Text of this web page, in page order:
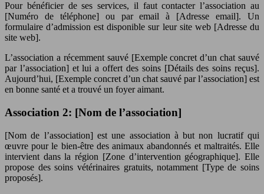
Pour bénéficier de ses services, il faut contacter l’association au
[Numéro de téléphone] ou par email à [Adresse email]. Un
formulaire d’admission est disponible sur leur site web [Adresse du
site web].
L’association a récemment sauvé [Exemple concret d’un chat sauvé
par l’association] et lui a offert des soins [Détails des soins reçus].
Aujourd’hui, [Exemple concret d’un chat sauvé par l’association] est
en bonne santé et a trouvé un foyer aimant.
Association 2: [Nom de l’association]
[Nom de l’association] est une association à but non lucratif qui
œuvre pour le bien-être des animaux abandonnés et maltraités. Elle
intervient dans la région [Zone d’intervention géographique]. Elle
propose des soins vétérinaires gratuits, notamment [Type de soins
proposés].